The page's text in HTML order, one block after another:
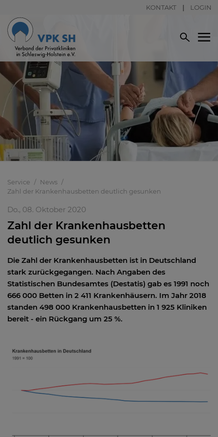
KONTAKT LOGIN
Service
News
Zahl der Krankenhausbetten deutlich gesunken
Do., 08. Oktober 2020
Zahl der Krankenhausbetten
deutlich gesunken
Die Zahl der Krankenhausbetten ist in Deutschland
stark zurückgegangen. Nach Angaben des
Statistischen Bundesamtes (Destatis) gab es 1991 noch
666 000 Betten in 2 411 Krankenhäusern. Im Jahr 2018
standen 498 000 Krankenhausbetten in 1 925 Kliniken
bereit - ein Rückgang um 25 %.